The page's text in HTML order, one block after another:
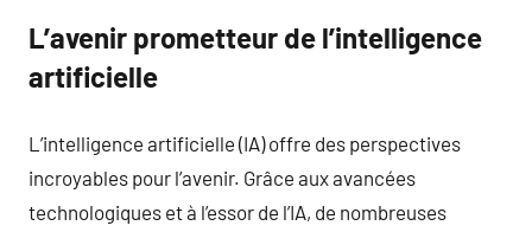
L’avenir prometteur de l’intelligence
artificielle
L’intelligence artificielle (IA) offre des perspectives
incroyables pour l’avenir. Grâce aux avancées
technologiques et à l’essor de l’IA, de nombreuses